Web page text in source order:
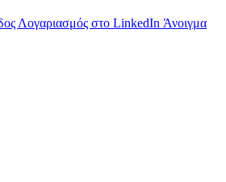
Λογαριασμός στο LinkedIn Άνοιγμα